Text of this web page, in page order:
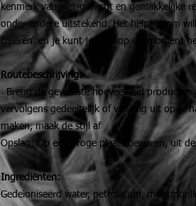
kenmerk van niet-gewicht en gemakkelijke
onder andere uitstekend. Het helpt je om
creëren. en je kunt je haar op elk moment
Routebeschrijving:
Breng de gewenste hoeveelheid
vervolgens gedeeltelijk of volledig uit op je
maken, maak de stijl af
Opslag: Op een droge plaats bewaren, uit
Ingrediënten:
Gedeïoniseerd water, petrolatum,